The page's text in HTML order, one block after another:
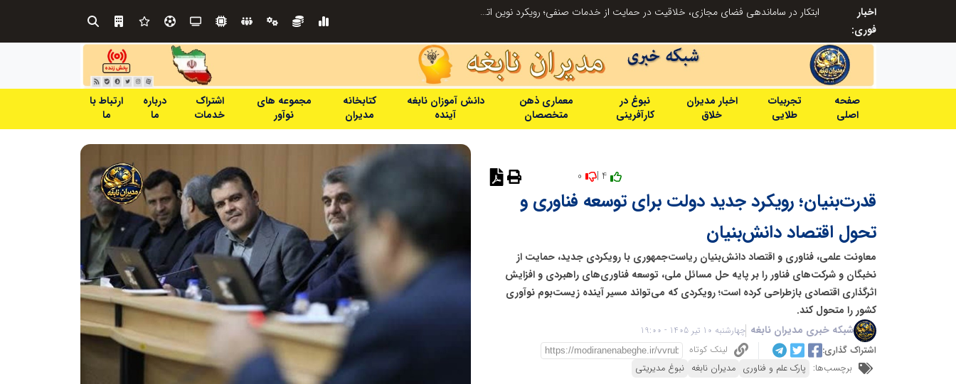
اخبار
فوری:
ابتکار در ساماندهی فضای مجازی، خلاقیت در حمایت از خدمات صنفی؛ رویکرد نوین اتحادیه کامیون‌داران کرج
صفحه
اصلی
تجربیات
طلایی
اخبار مدیران
خلاق
نبوغ در
کارآفرینی
معماری ذهن
متخصصان
دانش آموزان نابغه
آینده
کتابخانه
مدیران
مجموعه های
نوآور
اشتراک
خدمات
درباره
ما
ارتباط با
ما
قدرت‌بنیان؛ رویکرد جدید دولت برای توسعه فناوری و
تحول اقتصاد دانش‌بنیان
معاونت علمی، فناوری و اقتصاد دانش‌بنیان ریاست‌جمهوری با رویکردی جدید، حمایت از
نخبگان و شرکت‌های فناور را بر پایه حل مسائل ملی، توسعه فناوری‌های راهبردی و افزایش
اثرگذاری اقتصادی بازطراحی کرده است؛ رویکردی که می‌تواند مسیر آینده زیست‌بوم نوآوری
کشور را متحول کند.
شبکه خبری مدیران نابغه چهارشنبه 10 تیر 1405 - 19:00
اشتراک گذاری:
لینک کوتاه
برچسب‌ها: پارک علم و فناوری مدیران نابغه نبوغ مدیریتی